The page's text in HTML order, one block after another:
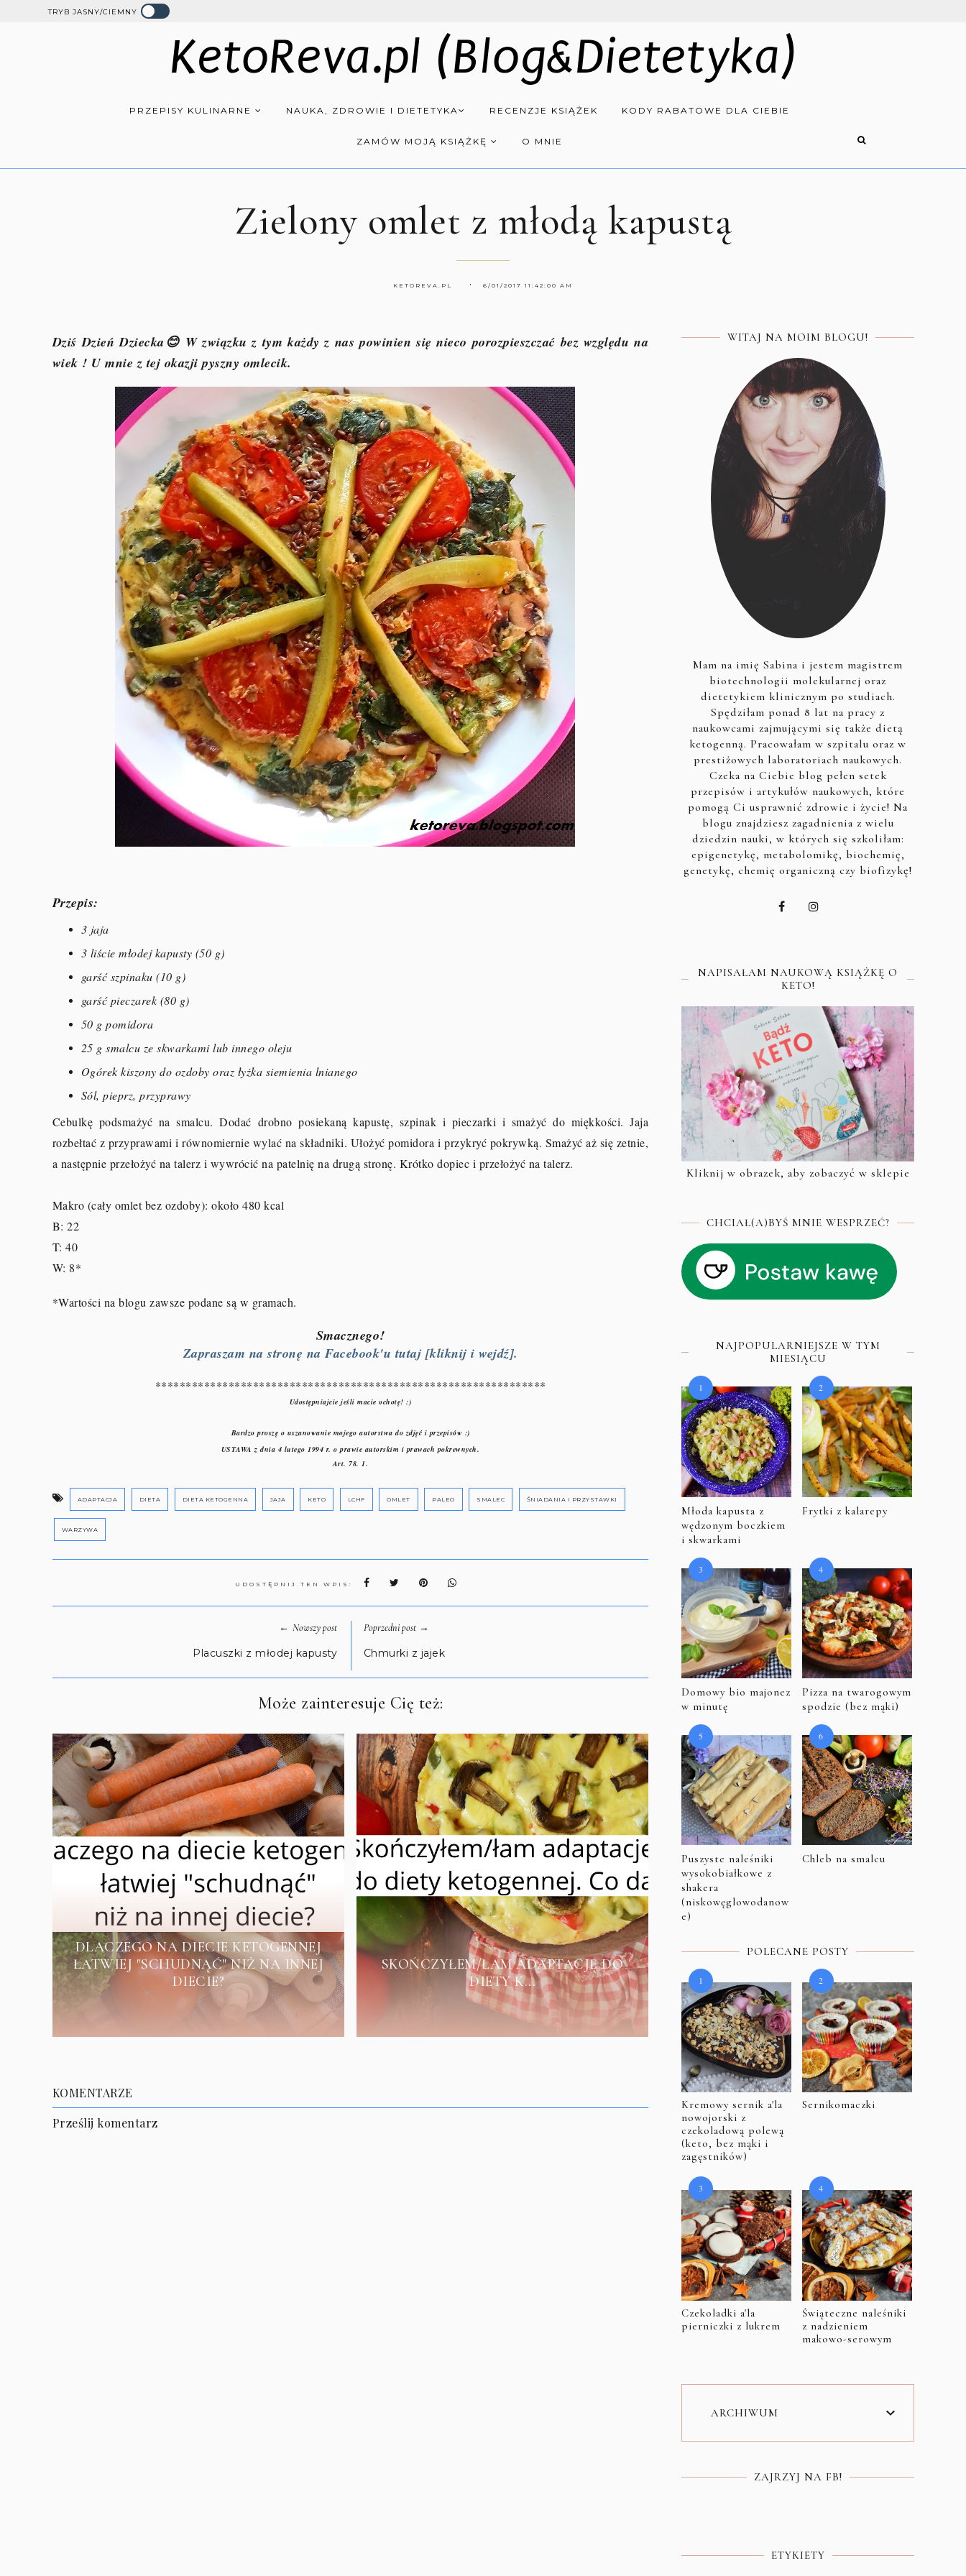
TRYB JASNY/CIEMNY
KetoReva.pl (Blog&Dietetyka)
PRZEPISY KULINARNE NAUKA, ZDROWIE I DIETETYKA RECENZJE KSIĄŻEK KODY RABATOWE DLA CIEBIE
ZAMÓW MOJĄ KSIĄŻKĘ O MNIE
Zielony omlet z młodą kapustą
KETOREVA.PL 6/01/2017 11:42:00 AM
Dziś Dzień Dziecka😊 W związku z tym każdy z nas powinien się nieco porozpieszczać bez względu na
wiek ! U mnie z tej okazji pyszny omlecik.
Przepis:
3 jaja
3 liście młodej kapusty (50 g)
garść szpinaku (10 g)
garść pieczarek (80 g)
50 g pomidora
25 g smalcu ze skwarkami lub innego oleju
Ogórek kiszony do ozdoby oraz łyżka siemienia lnianego
Sól, pieprz, przyprawy
Cebulkę podsmażyć na smalcu. Dodać drobno posiekaną kapustę, szpinak i pieczarki i smażyć do miękkości. Jaja
rozbełtać z przyprawami i równomiernie wylać na składniki. Ułożyć pomidora i przykryć pokrywką. Smażyć aż się zetnie,
a następnie przełożyć na talerz i wywrócić na patelnię na drugą stronę. Krótko dopiec i przełożyć na talerz.
Makro (cały omlet bez ozdoby): około 480 kcal
B: 22
T: 40
W: 8*
*Wartości na blogu zawsze podane są w gramach.
Smacznego!
Zapraszam na stronę na Facebook'u tutaj [kliknij i wejdź].
****************************************************************
Udostępniajcie jeśli macie ochotę! :)
Bardzo proszę o uszanowanie mojego autorstwa do zdjęć i przepisów :)
USTAWA z dnia 4 lutego 1994 r. o prawie autorskim i prawach pokrewnych.
Art. 78. 1.
ADAPTACJA DIETA DIETA KETOGENNA JAJA KETO LCHF OMLET PALEO SMALEC ŚNIADANIA I PRZYSTAWKI
WARZYWA
UDOSTĘPNIJ TEN WPIS:
←Nowszy post
Placuszki z młodej kapusty
Poprzedni post→
Chmurki z jajek
Może zainteresuje Cię też:
DLACZEGO NA DIECIE KETOGENNEJ
ŁATWIEJ "SCHUDNĄĆ" NIŻ NA INNEJ
DIECIE?
SKOŃCZYŁEM/ŁAM ADAPTACJĘ DO
DIETY K...
KOMENTARZE
Prześlij komentarz
WITAJ NA MOIM BLOGU!
Mam na imię Sabina i jestem magistrem
biotechnologii molekularnej oraz
dietetykiem klinicznym po studiach.
Spędziłam ponad 8 lat na pracy z
naukowcami zajmującymi się także dietą
ketogenną. Pracowałam w szpitalu oraz w
prestiżowych laboratoriach naukowych.
Czeka na Ciebie blog pełen setek
przepisów i artykułów naukowych, które
pomogą Ci usprawnić zdrowie i życie! Na
blogu znajdziesz zagadnienia z wielu
dziedzin nauki, w których się szkoliłam:
epigenetykę, metabolomikę, biochemię,
genetykę, chemię organiczną czy biofizykę!
NAPISAŁAM NAUKOWĄ KSIĄŻKĘ O
KETO!
Kliknij w obrazek, aby zobaczyć w sklepie
CHCIAŁ(A)BYŚ MNIE WESPRZEĆ?
NAJPOPULARNIEJSZE W TYM
MIESIĄCU
Młoda kapusta z
wędzonym boczkiem
i skwarkami
Frytki z kalarepy
Domowy bio majonez
w minutę
Pizza na twarogowym
spodzie (bez mąki)
Puszyste naleśniki
wysokobiałkowe z
shakera
(niskowęglowodanow
e)
Chleb na smalcu
POLECANE POSTY
Kremowy sernik a'la
nowojorski z
czekoladową polewą
(keto, bez mąki i
zagęstników)
Sernikomaczki
Czekoladki a'la
pierniczki z lukrem
Świąteczne naleśniki
z nadzieniem
makowo-serowym
ARCHIWUM
ZAJRZYJ NA FB!
ETYKIETY